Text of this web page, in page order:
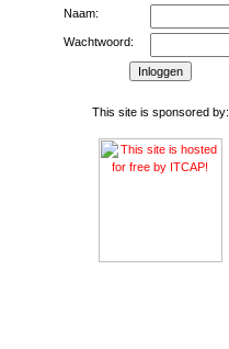
Naam:
Wachtwoord:
This site is sponsored by: